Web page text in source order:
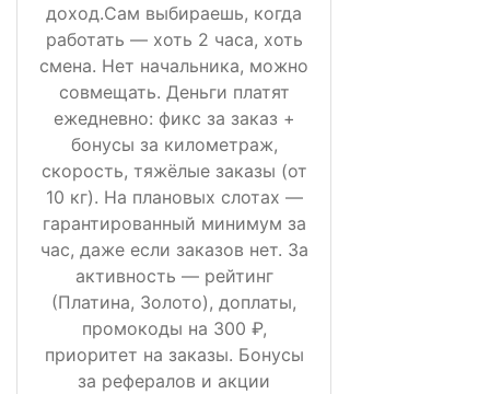
доход.Сам выбираешь, когда
работать — хоть 2 часа, хоть
смена. Нет начальника, можно
совмещать. Деньги платят
ежедневно: фикс за заказ +
бонусы за километраж,
скорость, тяжёлые заказы (от
10 кг). На плановых слотах —
гарантированный минимум за
час, даже если заказов нет. За
активность — рейтинг
(Платина, Золото), доплаты,
промокоды на 300 ₽,
приоритет на заказы. Бонусы
за рефералов и акции